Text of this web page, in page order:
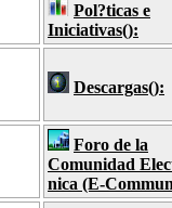
Pol?ticas e
Iniciativas():
Descargas():
Foro de la
Comunidad
nica (E-